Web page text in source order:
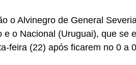
o Alvinegro de General
o Nacional (Uruguai), que se
feira (22) após ficarem no 0 a